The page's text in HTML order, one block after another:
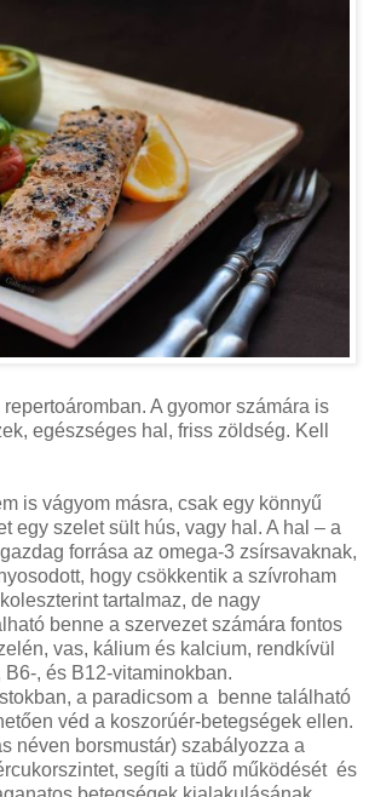
A gyomor számára is
egészséges hal, friss zöldség. Kell
is vágyom másra, csak egy könnyű
egy szelet sült hús, vagy hal. A hal – a
forrása az omega-3 zsírsavaknak,
hogy csökkentik a szívroham
tartalmaz, de nagy
benne a szervezet számára fontos
vas, kálium és kalcium, rendkívül
B6-, és B12-vitaminokban.
a paradicsom a benne található
véd a koszorúér-betegségek ellen.
néven borsmustár) szabályozza a
segíti a tüdő működését és